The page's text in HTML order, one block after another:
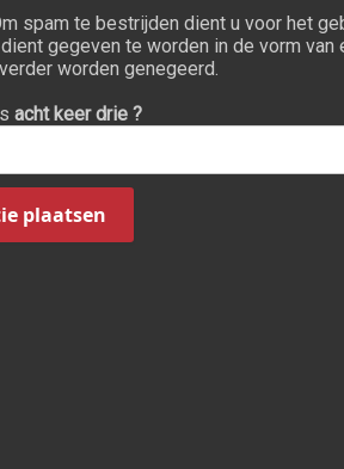
spam te bestrijden dient u voor het
gegeven te worden in de vorm
worden genegeerd.
acht keer drie ?
plaatsen